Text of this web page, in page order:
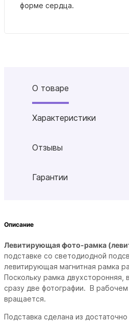
форме сердца.
О товаре
Характеристики
Отзывы
Гарантии
Описание
Левитирующая фото-рамка
подставке со светодиодной
левитирующая магнитная рамка
Поскольку рамка
сразу две фотографии. В
вращается.
Подставка сделана из достаточно